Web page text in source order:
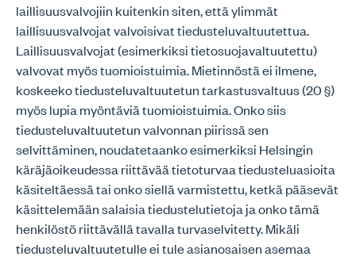
laillisuusvalvojiin kuitenkin siten, että ylimmät
laillisuusvalvojat valvoisivat tiedusteluvaltuutettua.
Laillisuusvalvojat (esimerkiksi tietosuojavaltuutettu)
valvovat myös tuomioistuimia. Mietinnöstä ei ilmene,
koskeeko tiedusteluvaltuutetun tarkastusvaltuus (20 §)
myös lupia myöntäviä tuomioistuimia. Onko siis
tiedusteluvaltuutetun valvonnan piirissä sen
selvittäminen, noudatetaanko esimerkiksi Helsingin
käräjäoikeudessa riittävää tietoturvaa tiedusteluasioita
käsiteltäessä tai onko siellä varmistettu, ketkä pääsevät
käsittelemään salaisia tiedustelutietoja ja onko tämä
henkilöstö riittävällä tavalla turvaselvitetty. Mikäli
tiedusteluvaltuutetulle ei tule asianosaisen asemaa